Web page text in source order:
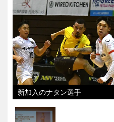
新加入のナタン選手